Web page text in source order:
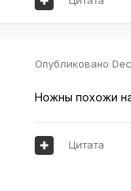
Опубликовано
Ножны похожи
Цитата